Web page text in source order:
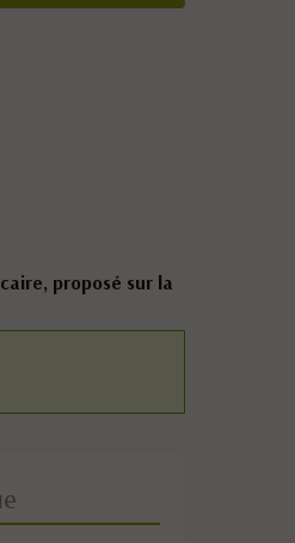
proposé sur la